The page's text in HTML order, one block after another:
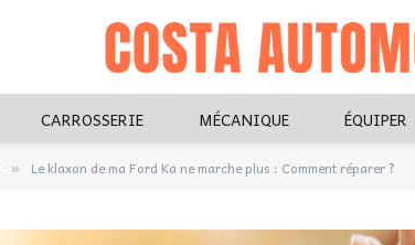
CARROSSERIE MÉCANIQUE ÉQUIPER
» Le klaxon de ma Ford Ka ne marche plus : Comment réparer ?